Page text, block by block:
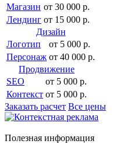
Магазин от 30 000 р.
Лендинг от 15 000 р.
Дизайн
Логотип
от 5 000 р.
Персонаж от 40 000 р.
Продвижение
SEO
от 5 000 р.
Контекст от 5 000 р.
Заказать расчет Все цены
Полезная информация